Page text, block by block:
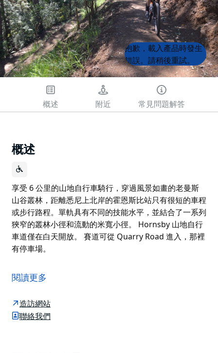
Product
List
Product
List
抱歉，載入產品時發生
錯誤。請稍後重試。
概述 附近 常見問題解答
概述
享受 6 公里的山地自行車騎行，穿過風景如畫的老曼斯
山谷叢林，距離悉尼上北岸的霍恩斯比站只有很短的車程
或步行路程。單軌具有不同的技能水平，並結合了一系列
狹窄的叢林小徑和流動的米寬小徑。 Hornsby 山地自行
車道僅在白天開放。 賽道可從 Quarry Road 進入，那裡
有停車場。
山谷叢林，距離悉尼上北岸的霍恩斯比站只有很短的車程
或步行路程。單軌具有不同的技能水平，並結合了一系列
狹窄的叢林小徑和流動的米寬小徑。
Hornsby 山地自行車道僅在白天開放。
閱讀更多
造訪網站
聯絡我們